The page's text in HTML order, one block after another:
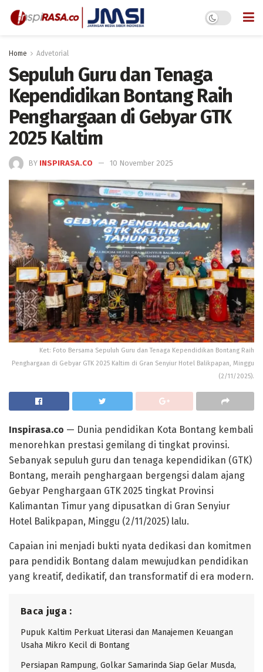
Home Advetorial
Sepuluh Guru dan Tenaga
Kependidikan Bontang Raih
Penghargaan di Gebyar GTK
2025 Kaltim
BY INSPIRASA.CO 10 November 2025
Ket: Foto Bersama Sepuluh Guru dan Tenaga Kependidikan Bontang Raih
Penghargaan di Gebyar GTK 2025 Kaltim di Gran Senyiur Hotel Balikpapan, Minggu
(2/11/2025).
Inspirasa.co — Dunia pendidikan Kota Bontang kembali
menorehkan prestasi gemilang di tingkat provinsi.
Sebanyak sepuluh guru dan tenaga kependidikan (GTK)
Bontang, meraih penghargaan bergengsi dalam ajang
Gebyar Penghargaan GTK 2025 tingkat Provinsi
Kalimantan Timur yang dipusatkan di Gran Senyiur
Hotel Balikpapan, Minggu (2/11/2025) lalu.
Capaian ini menjadi bukti nyata dedikasi dan komitmen
para pendidik Bontang dalam mewujudkan pendidikan
yang kreatif, dedikatif, dan transformatif di era modern.
Baca juga :
Pupuk Kaltim Perkuat Literasi dan Manajemen Keuangan
Usaha Mikro Kecil di Bontang
Persiapan Rampung, Golkar Samarinda Siap Gelar Musda,